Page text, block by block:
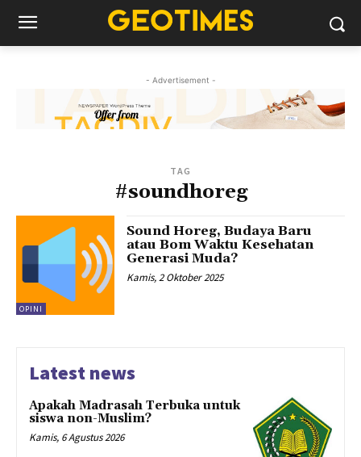
- Advertisement -
TAG
#soundhoreg
OPINI
Sound Horeg, Budaya Baru
atau Bom Waktu Kesehatan
Generasi Muda?
Kamis, 2 Oktober 2025
Latest news
Apakah Madrasah Terbuka untuk
siswa non-Muslim?
Kamis, 6 Agustus 2026